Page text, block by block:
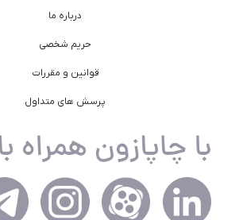
درباره ما
حریم شخصی
قوانین و مقررات
پرسش های متداول